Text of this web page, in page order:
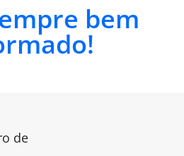
bem
de